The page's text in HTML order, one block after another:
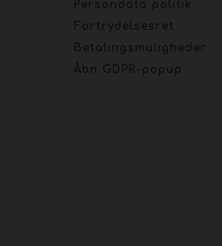
Persondata politik
Fortrydelsesret
Betalingsmuligheder
Åbn GDPR-popup